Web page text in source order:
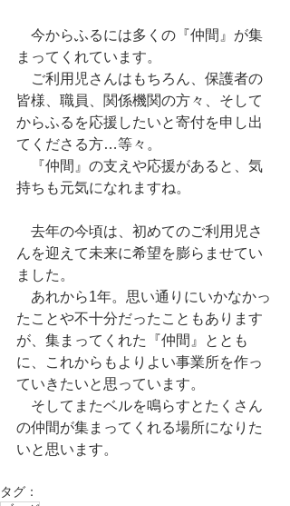
今からふるには多くの『仲間』が集
まってくれています。
ご利用児さんはもちろん、保護者の
皆様、職員、関係機関の方々、そして
からふるを応援したいと寄付を申し出
てくださる方…等々。
『仲間』の支えや応援があると、気
持ちも元気になれますね。
去年の今頃は、初めてのご利用児さ
んを迎えて未来に希望を膨らませてい
ました。
あれから1年。思い通りにいかなかっ
たことや不十分だったこともあります
が、集まってくれた『仲間』ととも
に、これからもよりよい事業所を作っ
ていきたいと思っています。
そしてまたベルを鳴らすとたくさん
の仲間が集まってくれる場所になりた
いと思います。
タグ：